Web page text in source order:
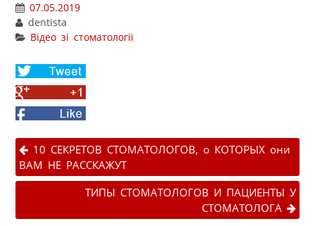
07.05.2019
dentista
Відео зі стоматології
Share
on
Twitter
Share
on
Google+
Facebook
Навігація публікаціями
10 СЕКРЕТОВ СТОМАТОЛОГОВ, о КОТОРЫХ они
ВАМ НЕ РАССКАЖУТ
ТИПЫ СТОМАТОЛОГОВ И ПАЦИЕНТЫ У
СТОМАТОЛОГА